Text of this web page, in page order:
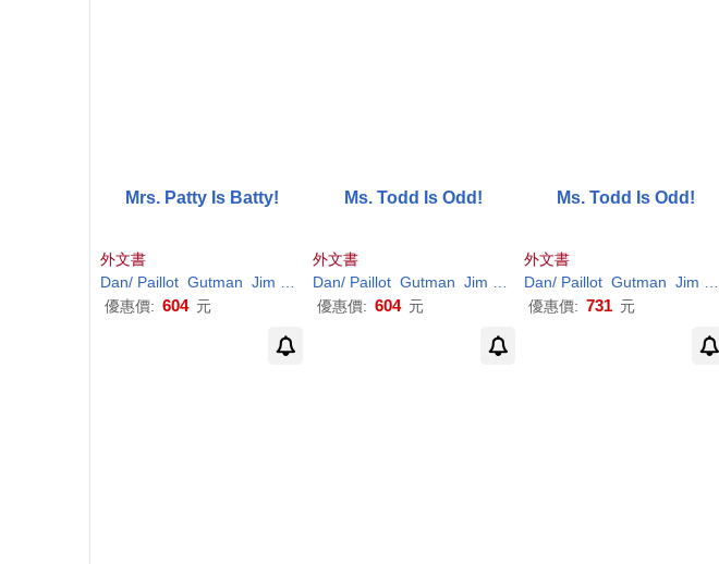
Mrs. Patty Is Batty!
外文書
Dan/ Paillot Gutman Jim
優惠價: 604 元
Ms. Todd Is Odd!
外文書
Dan/ Paillot Gutman Jim
優惠價: 604 元
Ms. Todd Is Odd!
外文書
Dan/ Paillot Gutman Jim
優惠價: 731 元